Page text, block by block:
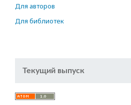
Для авторов
Для библиотек
Текущий выпуск